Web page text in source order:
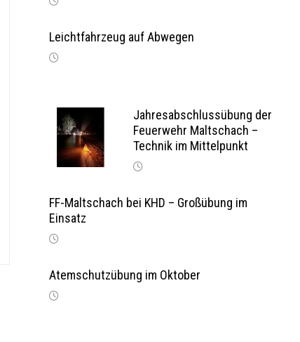
Leichtfahrzeug auf Abwegen
Jahresabschlussübung der
Feuerwehr Maltschach –
Technik im Mittelpunkt
FF-Maltschach bei KHD – Großübung im
Einsatz
Atemschutzübung im Oktober